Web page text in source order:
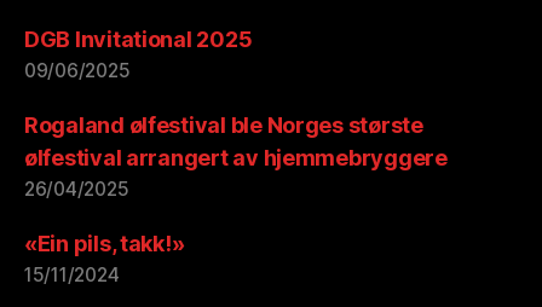
DGB Invitational 2025
09/06/2025
Rogaland ølfestival ble Norges største
ølfestival arrangert av hjemmebryggere
26/04/2025
«Ein pils, takk!»
15/11/2024